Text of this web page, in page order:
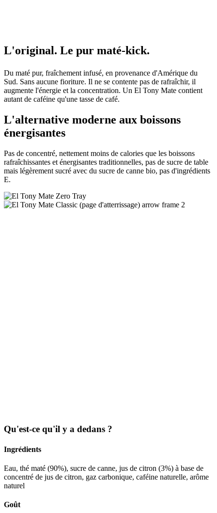
L'original. Le pur maté-kick.
Du maté pur, fraîchement infusé, en provenance d'Amérique du
Sud. Sans aucune fioriture. Il ne se contente pas de rafraîchir, il
augmente l'énergie et la concentration. Un El Tony Mate contient
autant de caféine qu'une tasse de café.
L'alternative moderne aux boissons
énergisantes
Pas de concentré, nettement moins de calories que les boissons
rafraîchissantes et énergisantes traditionnelles, pas de sucre de table
mais légèrement sucré avec du sucre de canne bio, pas d'ingrédients
E.
Qu'est-ce qu'il y a dedans ?
Ingrédients
Eau, thé maté (90%), sucre de canne, jus de citron (3%) à base de
concentré de jus de citron, gaz carbonique, caféine naturelle, arôme
naturel
Goût